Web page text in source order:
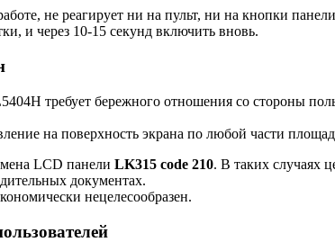
не реагирует ни на пульт, ни на кнопки
и через 10-15 секунд включить вновь.
требует бережного отношения со стороны
на поверхность экрана по любой части
LCD панели LK315 code 210. В таких случаях
документах.
нецелесообразен.